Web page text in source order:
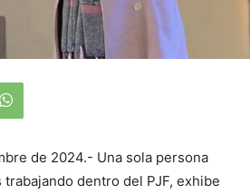
de 2024.- Una sola persona
dentro del PJF, exhibe